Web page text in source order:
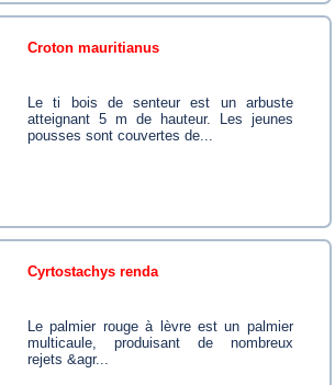
croton mauritianus
Le ti bois de senteur est un arbuste
atteignant 5 m de hauteur. Les jeunes
pousses sont couvertes de...
cyrtostachys renda
Le palmier rouge à lèvre est un palmier
multicaule, produisant de nombreux
rejets &agr...